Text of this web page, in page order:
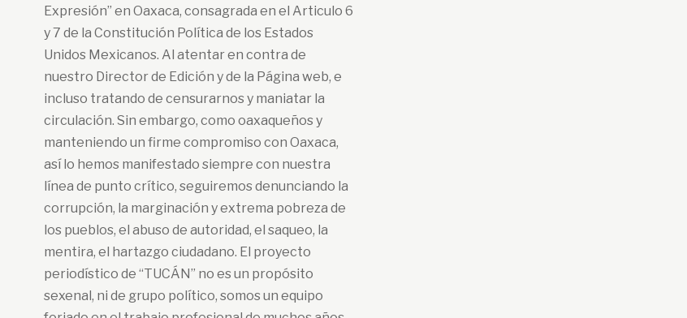
Expresión” en Oaxaca, consagrada en el Articulo 6
y 7 de la Constitución Política de los Estados
Unidos Mexicanos. Al atentar en contra de
nuestro Director de Edición y de la Página web, e
incluso tratando de censurarnos y maniatar la
circulación. Sin embargo, como oaxaqueños y
manteniendo un firme compromiso con Oaxaca,
así lo hemos manifestado siempre con nuestra
línea de punto crítico, seguiremos denunciando la
corrupción, la marginación y extrema pobreza de
los pueblos, el abuso de autoridad, el saqueo, la
mentira, el hartazgo ciudadano. El proyecto
periodístico de “TUCÁN” no es un propósito
sexenal, ni de grupo político, somos un equipo